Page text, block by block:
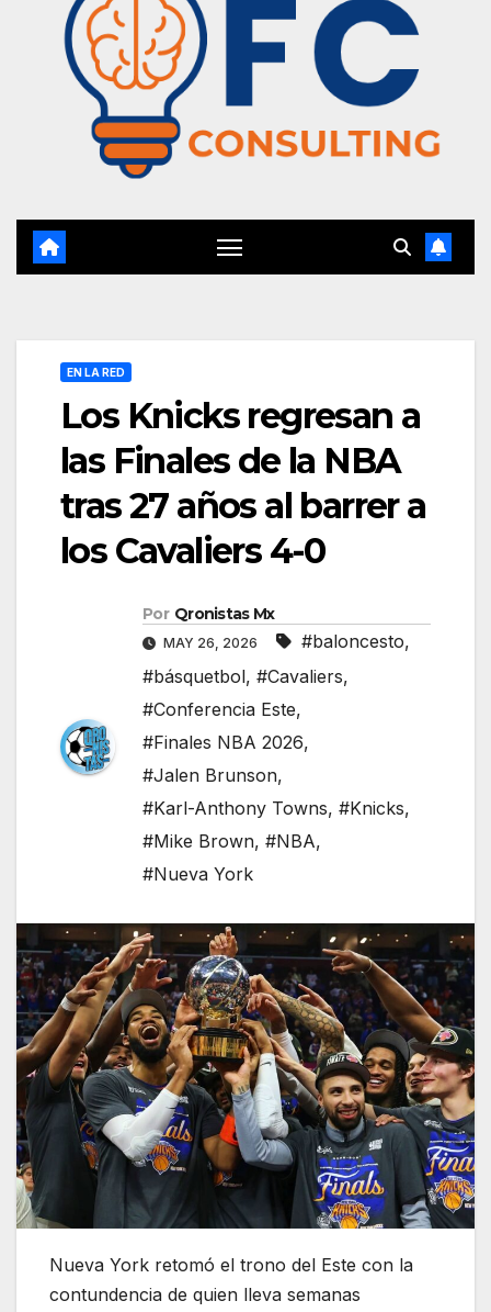
EN LA RED
Los Knicks regresan a
las Finales de la NBA
tras 27 años al barrer a
los Cavaliers 4-0
Por Qronistas Mx
MAY 26, 2026 #baloncesto,
#básquetbol, #Cavaliers,
#Conferencia Este,
#Finales NBA 2026,
#Jalen Brunson,
#Karl-Anthony Towns, #Knicks,
#Mike Brown, #NBA,
#Nueva York
Nueva York retomó el trono del Este con la
contundencia de quien lleva semanas